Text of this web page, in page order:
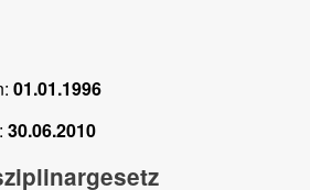
01.01.1996
30.06.2010